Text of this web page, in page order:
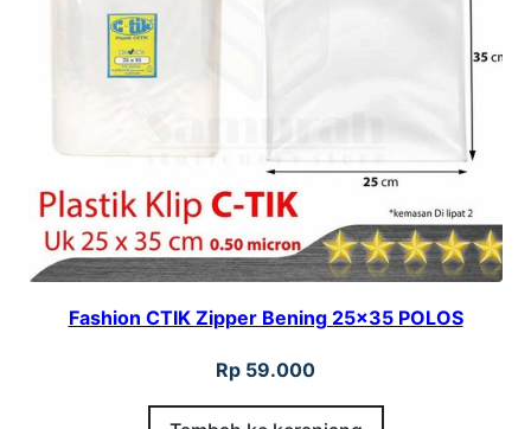
Fashion CTIK Zipper Bening 25×35 POLOS
Rp 59.000